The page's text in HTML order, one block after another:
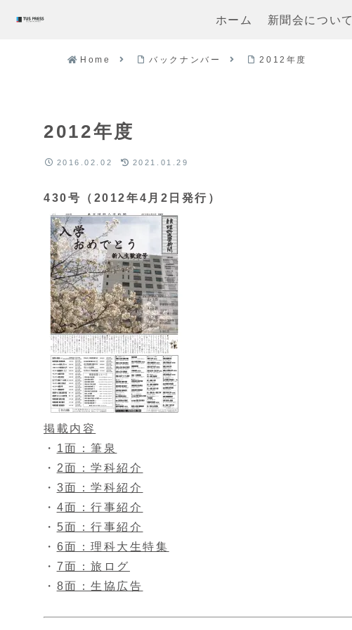
ホーム 新聞会について
Home バックナンバー 2012年度
2012年度
2016.02.02 2021.01.29
430号（2012年4月2日発行）
掲載内容
・ 1面：筆泉
・ 2面：学科紹介
・ 3面：学科紹介
・ 4面：行事紹介
・ 5面：行事紹介
・ 6面：理科大生特集
・ 7面：旅ログ
・ 8面：生協広告